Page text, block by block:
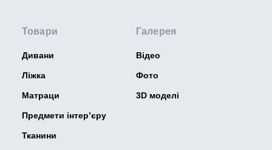
Товари
Дивани
Ліжка
Матраци
Предмети інтер’єру
Тканини
Галерея
Відео
Фото
3D моделі